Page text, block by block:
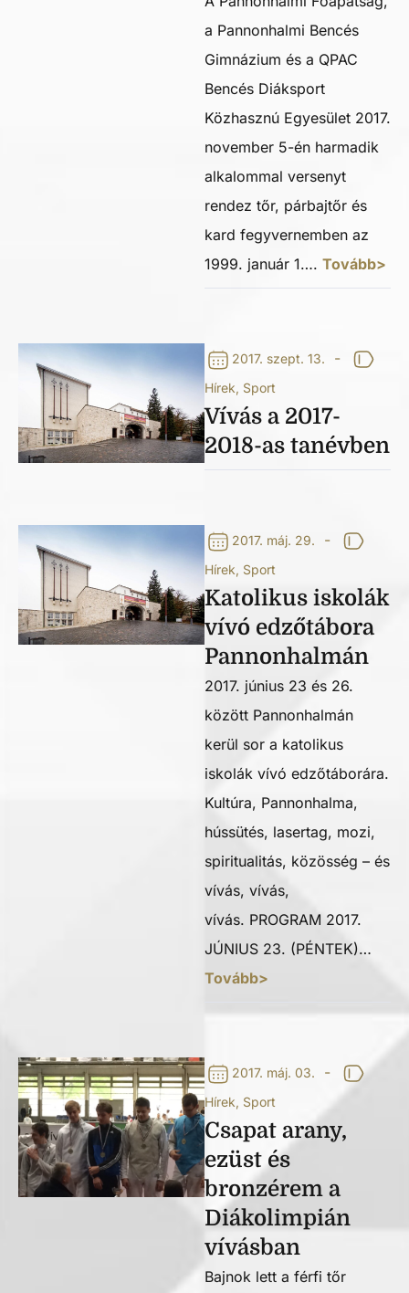
a Pannonhalmi Bencés
Gimnázium és a QPAC
Bencés Diáksport
Közhasznú Egyesület 2017.
november 5-én harmadik
alkalommal versenyt
rendez tőr, párbajtőr és
kard fegyvernemben az
1999. január 1…. Tovább>
2017. szept. 13. -
Hírek, Sport
Vívás a 2017-
2018-as tanévben
2017. máj. 29. -
Hírek, Sport
Katolikus iskolák
vívó edzőtábora
Pannonhalmán
2017. június 23 és 26.
között Pannonhalmán
kerül sor a katolikus
iskolák vívó edzőtáborára.
Kultúra, Pannonhalma,
hússütés, lasertag, mozi,
spiritualitás, közösség – és
vívás, vívás,
vívás. PROGRAM 2017.
JÚNIUS 23. (PÉNTEK)…
Tovább>
2017. máj. 03. -
Hírek, Sport
Csapat arany,
ezüst és
bronzérem a
Diákolimpián
vívásban
Bajnok lett a férfi tőr